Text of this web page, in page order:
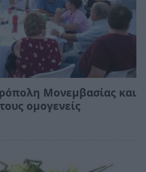
Μονεμβασίας και
ομογενείς